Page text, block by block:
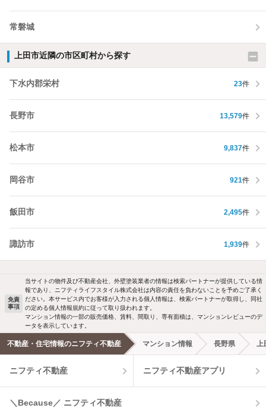
常磐城
上田市近隣の市区町村から探す
下水内郡栄村 23件
長野市 13,579件
松本市 9,837件
岡谷市 921件
飯田市 2,495件
諏訪市 1,939件
免責
事項
当サイトの物件及び不動産会社、外壁塗装業者の情報は検索パートナーが提供している情
報であり、ニフティライフスタイル株式会社は内容の責任を負わないことを予めご了承く
ださい。本サービス内でお客様が入力される個人情報は、検索パートナーが取得し、同社
の定める個人情報規約に従って取り扱われます。
マンション情報の一部の販売価格、賃料、間取り、専有面積は、マンションレビューのデ
ータを表示しています。
不動産・住宅情報のニフティ不動産 マンション情報 長野県 上
ニフティ不動産 ニフティ不動産アプリ
＼Because／ ニフティ不動産